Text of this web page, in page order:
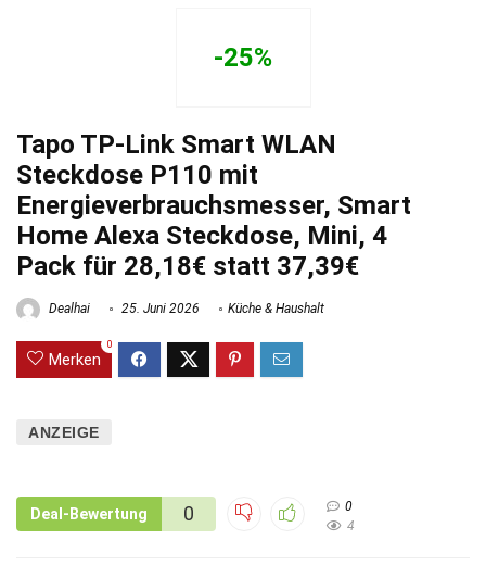
-25%
Tapo TP-Link Smart WLAN
Steckdose P110 mit
Energieverbrauchsmesser, Smart
Home Alexa Steckdose, Mini, 4
Pack für 28,18€ statt 37,39€
Dealhai 25. Juni 2026 Küche & Haushalt
Merken
0
ANZEIGE
Deal-Bewertung 0
0
4